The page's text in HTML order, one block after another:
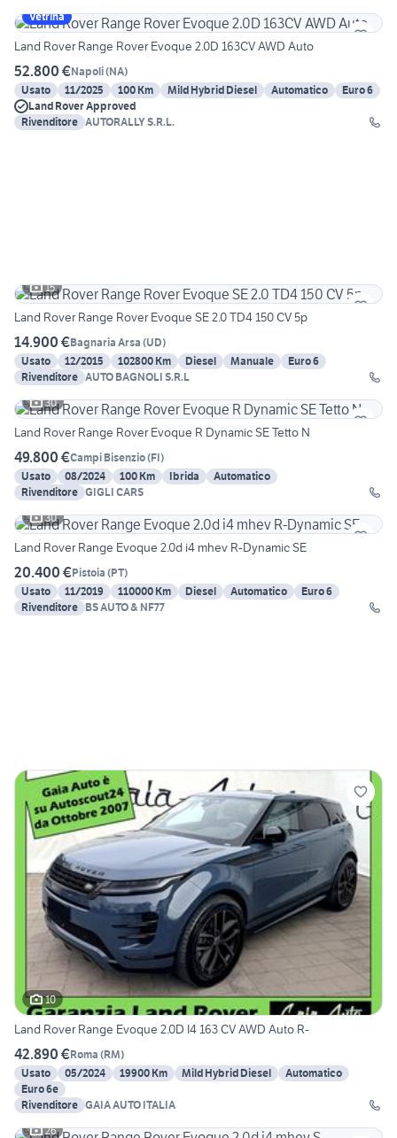
Vetrina
Land Rover Range Rover Evoque 2.0D 163CV AWD Auto
52.800 €Napoli(NA)
Usato
11/2025 100 Km Mild Hybrid Diesel Automatico
Euro 6
Land Rover Approved
Rivenditore AUTORALLY S.R.L.
15
Land Rover Range Rover Evoque SE 2.0 TD4 150 CV 5p
14.900 €Bagnaria Arsa (UD)
Usato
12/2015 102800 Km Diesel Manuale
Euro 6
Rivenditore AUTO BAGNOLI S.R.L
30
Land Rover Range Rover Evoque R Dynamic SE Tetto N
49.800 €Campi Bisenzio(FI)
Usato
08/2024 100 Km Ibrida
Automatico
Rivenditore GIGLI CARS
30
Land Rover Range Evoque 2.0d i4 mhev R-Dynamic SE
20.400 €Pistoia (PT)
Usato
11/2019 110000 Km Diesel Automatico
Euro 6
Rivenditore BS AUTO & NF77
10
Land Rover Range Evoque 2.0D I4 163 CV AWD Auto R-
42.890 €Roma (RM)
Usato
05/2024 19900 Km Mild Hybrid Diesel
Automatico
Euro 6e
Rivenditore GAIA AUTO ITALIA
26